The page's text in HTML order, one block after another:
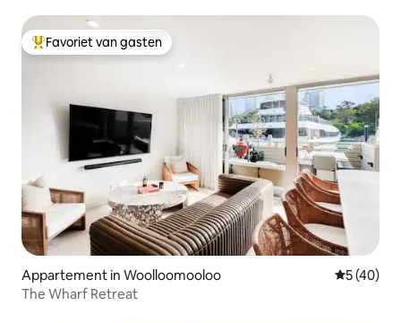
are-profile-verifications-and-how-do-i-
get-them
Topfavoriet van gasten
Favoriet van gasten
Appartement in Woolloomooloo
5 (40)
The Wharf Retreat